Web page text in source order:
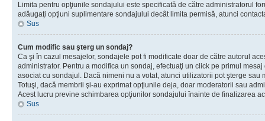
Limita pentru opţiunile sondajului este specificată de către administratorul
adăugaţi opţiuni suplimentare sondajului decât limita permisă, atunci
Sus
Cum modific sau şterg un sondaj?
Ca şi în cazul mesajelor, sondajele pot fi modificate doar de către autorul
administrator. Pentru a modifica un sondaj, efectuaţi un click pe primul
asociat cu sondajul. Dacă nimeni nu a votat, atunci utilizatorii pot şterge
Totuşi, dacă membrii şi-au exprimat opţiunile deja, doar moderatorii sau
Acest lucru previne schimbarea opţiunilor sondajului înainte de finalizarea
Sus